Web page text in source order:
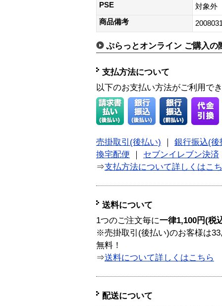
PSE
対象外
商品備考
ぷらっとオンライン ご購入の
支払方法について
以下のお支払い方法がご利用で
売掛取引(後払い)
銀行振込(後
換宅配便
セブンイレブン決済
⇒支払方法について詳しくはこ
送料について
1つのご注文毎に一律1,100円(税
※売掛取引(後払い)のお客様は
無料！
⇒送料について詳しくはこちら
配送について